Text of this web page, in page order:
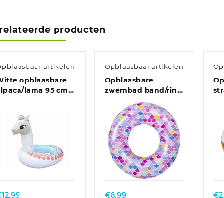
producten
artikelen
opblaasbare
lama 95 cm
12.99
Opblaasbaar artikelen
Opblaasbare
zwembad band/ring
zeemeermin
schubben 90 cm
€8.99 €